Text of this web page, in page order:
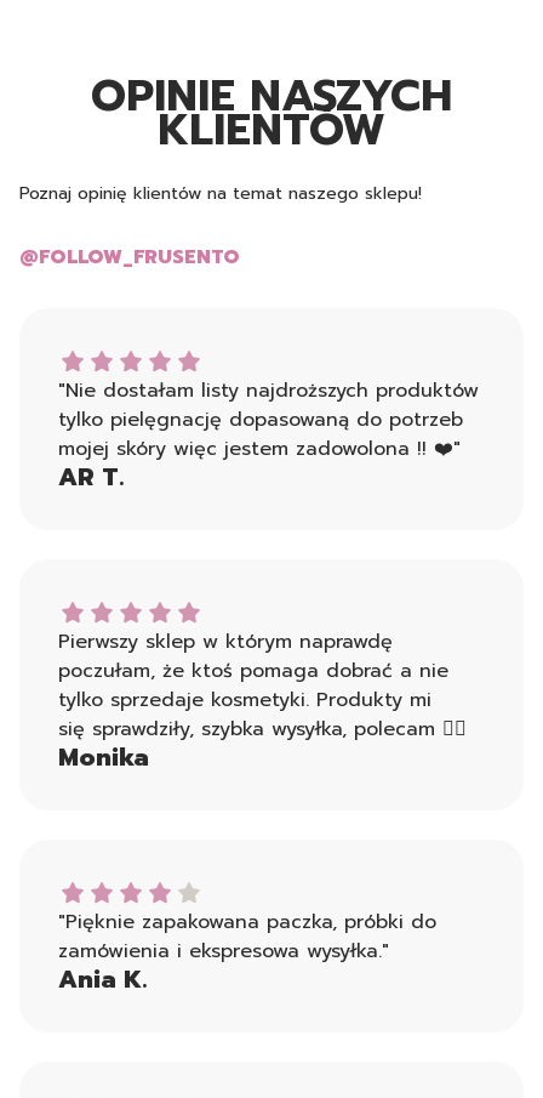
OPINIE NASZYCH
KLIENTÓW
Poznaj opinię klientów na temat naszego sklepu!
@FOLLOW_FRUSENTO
AR T. dał ocenę: 5
"Nie dostałam listy najdroższych produktów
tylko pielęgnację dopasowaną do potrzeb
mojej skóry więc jestem zadowolona !! ❤️"
AR T.
Monika dał ocenę: 5
Pierwszy sklep w którym naprawdę
poczułam, że ktoś pomaga dobrać a nie
tylko sprzedaje kosmetyki. Produkty mi
się sprawdziły, szybka wysyłka, polecam 👍🏻
Monika
Ania K. dał ocenę: 4
"Pięknie zapakowana paczka, próbki do
zamówienia i ekspresowa wysyłka."
Ania K.